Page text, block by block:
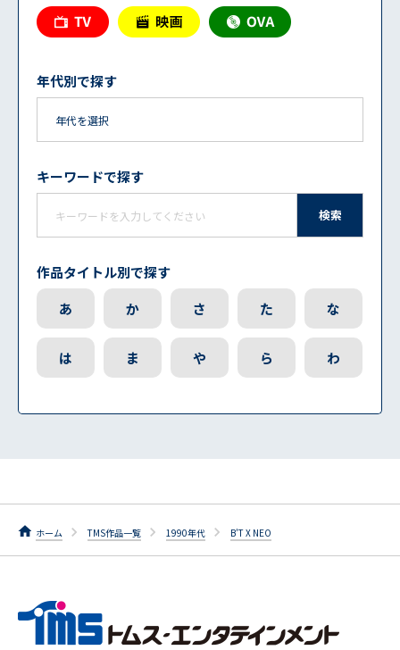
年代別で探す
キーワードで探す
検索
作品タイトル別で探す
あ
か さ た な
は ま や ら わ
ホーム TMS作品一覧 1990年代 B'T X NEO